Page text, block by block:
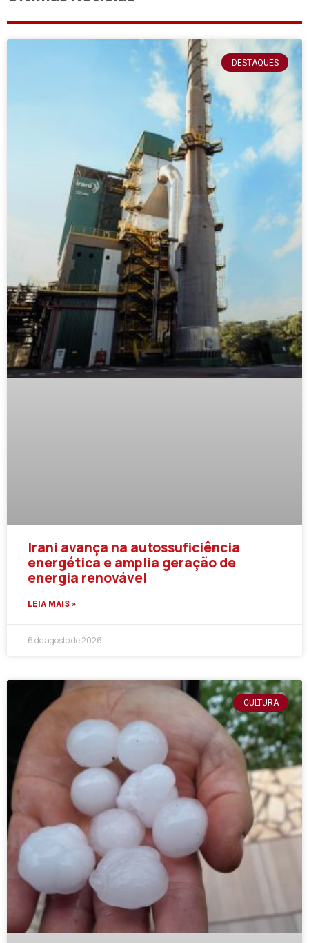
DESTAQUES
Irani avança na autossuficiência
energética e amplia geração de
energia renovável
LEIA MAIS »
6 de agosto de 2026
CULTURA